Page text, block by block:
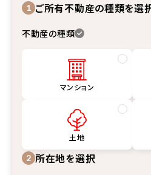
1 ご所有不動産の種類を選
不動産の種類
マンション
土地
2 所在地を選択